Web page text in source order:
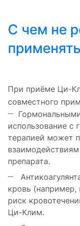
С чем не
применять
При приёме Ци-
совместного
использование с
терапией может
препарата.
кровь (например,
риск
Ци-Клим.